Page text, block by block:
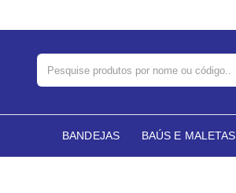
BANDEJAS BAÚS E MALETAS